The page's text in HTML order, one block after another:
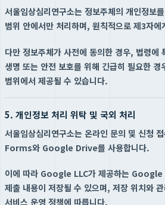
서울임상심리연구소는 정보주체의 개인정보
범위 안에서만 처리하며, 원칙적으로 제3자
다만 정보주체가 사전에 동의한 경우, 법령에
생명 또는 안전 보호를 위해 긴급히 필요한 경
범위에서 제공될 수 있습니다.
5. 개인정보 처리 위탁 및 국외 처리
서울임상심리연구소는 온라인 문의 및 신청
Forms와 Google Drive를 사용합니다.
이에 따라 Google LLC가 제공하는
제출 내용이 저장될 수 있으며, 저장 위치와
서비스 운영 정책에 따릅니다.